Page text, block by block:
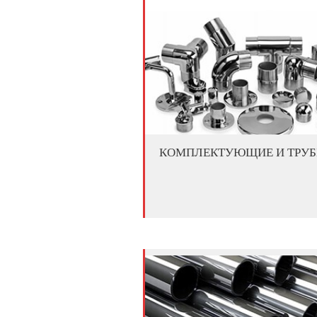
КОМПЛЕКТУЮЩИЕ И